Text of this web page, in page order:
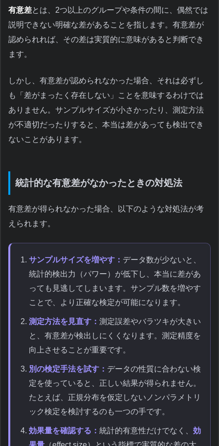
有意差とは、2つ以上のグループや条件の間に、偶然では
説明できない明確な差があることを指します。有意差が
認められれば、その差は実質的に意味があると判断でき
ます。
しかし、有意差が認められなかった場合、それは必ずし
も「差がまったく存在しない」ことを意味するわけでは
ありません。サンプルサイズが小さかったり、測定方法
が不適切だったりすると、本当は差があっても検出でき
ないことがあります。
統計的な有意差がなかったときの対処法
有意差が得られなかった場合、以下のような対処法が考
えられます。
サンプルサイズを増やす： データ数が少ないと、
統計的検出力（パワー）が低下し、本当に差があ
っても見逃してしまいます。サンプル数を増やす
ことで、より正確な検定が可能になります。
測定方法を見直す： 測定誤差やバラツキが大きい
と、有意差が検出しにくくなります。測定精度を
向上させることが重要です。
別の検定手法を試す： データの性質に合わない検
定を使っていると、正しい結果が得られません。
たとえば、正規分布を仮定しないノンパラメトリ
ック検定を検討するのも一つの手です。
効果量を確認する： 統計的有意性だけでなく、 効